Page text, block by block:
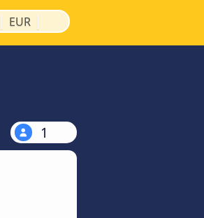
| EUR |
1